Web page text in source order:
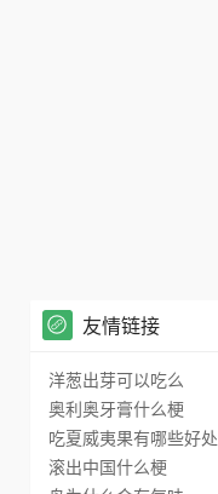
友情链接
洋葱出芽可以吃么
奥利奥牙膏什么梗
吃夏威夷果有哪些好处
滚出中国什么梗